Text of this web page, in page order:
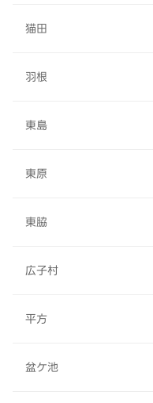
猫田
羽根
東島
東原
東脇
広子村
平方
盆ケ池